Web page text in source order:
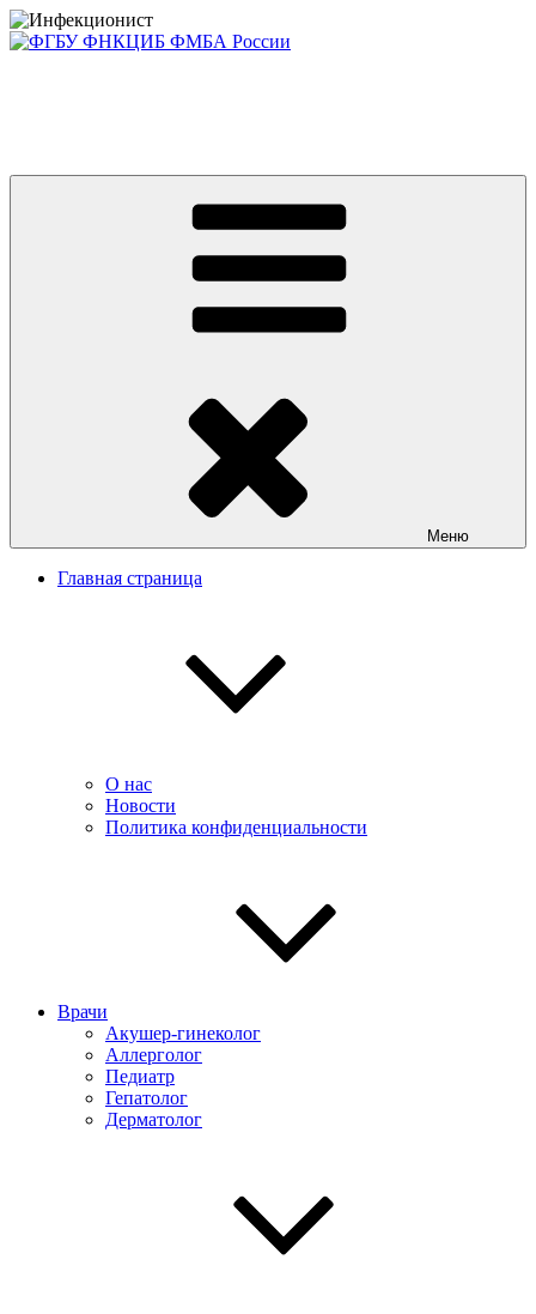
Перейти
к
Меню
Главная страница
О нас
Новости
Политика конфиденциальности
Врачи
Акушер-гинеколог
Аллерголог
Педиатр
Гепатолог
Дерматолог